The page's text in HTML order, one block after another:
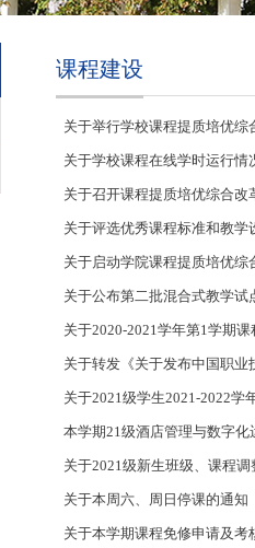
课程建设
关于举行学校课程提质培优
关于学校课程在线学时运行情
关于召开课程提质培优综合改
关于评选优秀课程标准和教学
关于启动学院课程提质培优综
关于公布第二批混合式教学试
关于2020-2021学年第1学期
关于转发《关于发布中国职
关于2021级学生2021-2022学
本学期21级酒店管理与数字
关于2021级新生班级、课程调
关于本周六、周日停课的通知
关于本学期课程免修申请及考